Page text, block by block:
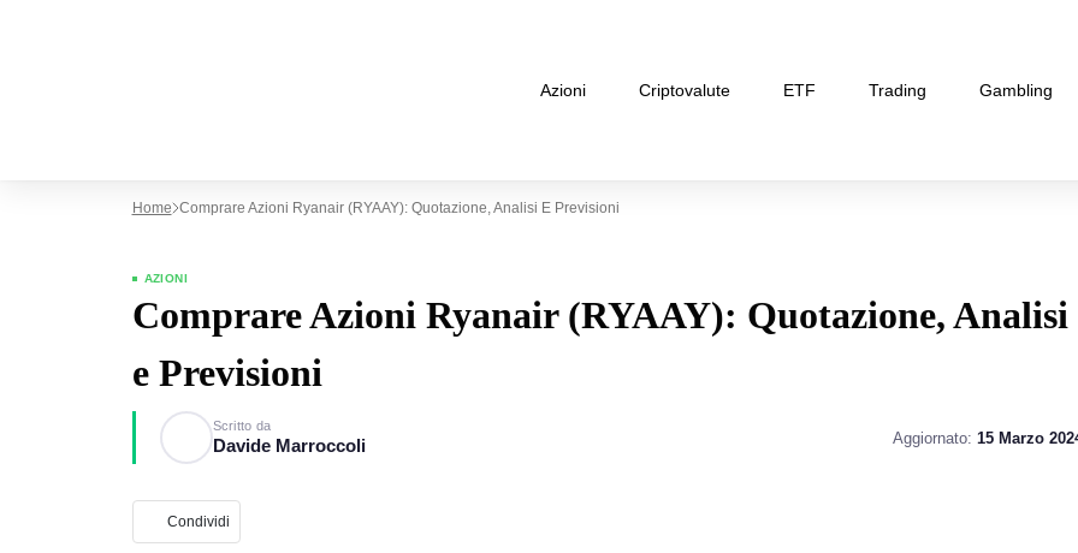
Azioni Criptovalute ETF Trading Gambling
Home Comprare Azioni Ryanair (RYAAY): Quotazione, Analisi E Previsioni
AZIONI
Comprare Azioni Ryanair (RYAAY): Quotazione, Analisi
e Previsioni
Scritto da
Davide Marroccoli Aggiornato: 15 Marzo
Condividi